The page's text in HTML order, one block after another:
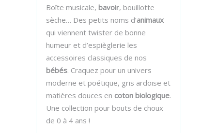
Boîte musicale, bavoir, bouillotte
sèche… Des petits noms d’animaux
qui viennent twister de bonne
humeur et d’espièglerie les
accessoires classiques de nos
bébés. Craquez pour un univers
moderne et poétique, gris ardoise et
matières douces en coton biologique.
Une collection pour bouts de choux
de 0 à 4 ans !